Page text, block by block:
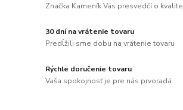
Značka Kameník Vás presvedčí o kvalite
30 dní na vrátenie tovaru
Predĺžili sme dobu na vrátenie tovaru
Rýchle doručenie tovaru
Vaša spokojnosť je pre nás prvoradá